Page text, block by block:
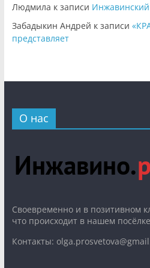
Людмила к записи
Забадыкин Андрей к записи
представляет
О нас
Cвоевременно и в позитивном
что происходит в нашем
Контакты: